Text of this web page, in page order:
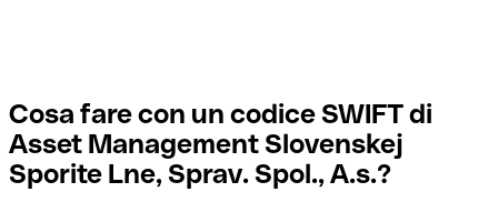
Cosa fare con un codice SWIFT di
Asset Management Slovenskej
Sporite Lne, Sprav. Spol., A.s.?